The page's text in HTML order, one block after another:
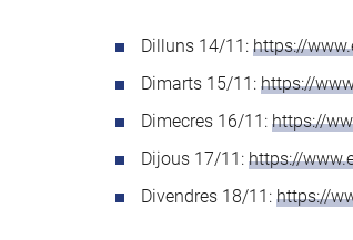
Dilluns 14/11: https://
Dimarts 15/11: https://
Dimecres 16/11: https://
Dijous 17/11: https://
Divendres 18/11: https://